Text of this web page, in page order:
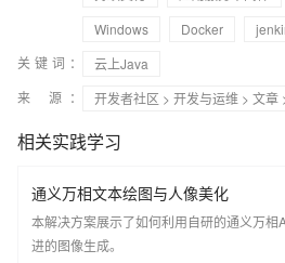
Windows
Docker
关键词：
云上Java
来 源：
开发者社区 > 开发与运维 > 文章
相关实践学习
通义万相文本绘图与人像美化
本解决方案展示了如何利用自研的通义万
进的图像生成。